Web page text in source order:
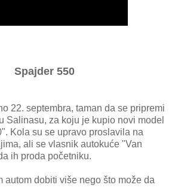
Spajder 550
22. septembra, taman da se pripremi
Salinasu, za koju je kupio novi model
Kola su se upravo proslavila na
ali se vlasnik autokuće "Van
ih proda početniku.
autom dobiti više nego što može da